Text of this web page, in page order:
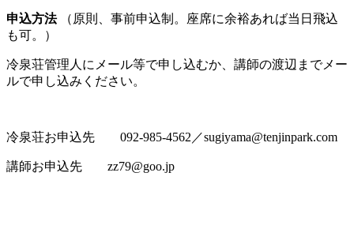
申込方法（原則、事前申込制。座席に余裕あれば当日飛込
も可。）
冷泉荘管理人にメール等で申し込むか、講師の渡辺までメー
ルで申し込みください。
冷泉荘お申込先 092-985-4562／sugiyama@tenjinpark.com
講師お申込先 zz79@goo.jp